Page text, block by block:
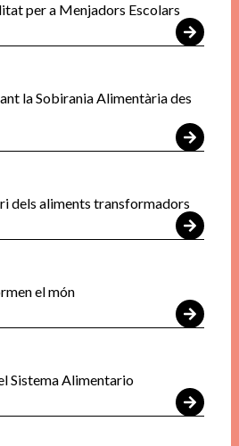
per a Menjadors Escolars
la Sobirania Alimentària des
dels aliments transformadors
el món
Sistema Alimentario